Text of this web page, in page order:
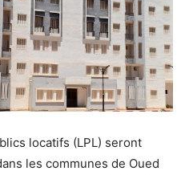
locatifs (LPL) seront
les communes de Oued